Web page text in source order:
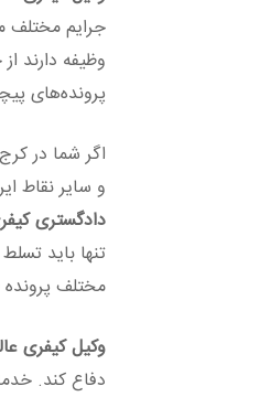
جرایم مختلف
وظیفه دارند
پرونده‌های
اگر شما در
و سایر نقاط
دادگستری
تنها باید
مختلف پرونده
وکیل کیفری
دفاع کند.